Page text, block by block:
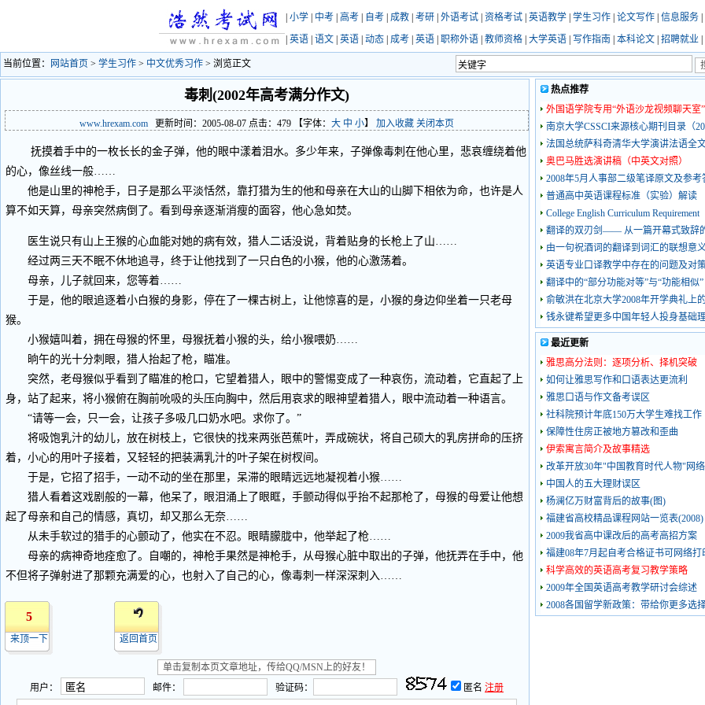
小学 中考 高考 自考 成教 考研 外语考试 资格考试 英语教学 学生习作 论文写作 信息服务
英语 语文 英语 动态 成考 英语 职称外语 教师资格 大学英语 写作指南 本科论文 招聘就业
当前位置： 网站首页 > 学生习作 > 中文优秀习作 > 浏览正文
毒刺(2002年高考满分作文)
www.hrexam.com 更新时间：2005-08-07 点击： 479 【字体： 大 中 小】 加入收藏 关闭本页
抚摸着手中的一枚长长的金子弹，他的眼中漾着泪水。多少年来，子弹像毒刺在他心里，悲哀缠绕着他
的心，像丝线一般……
他是山里的神枪手，日子是那么平淡恬然，靠打猎为生的他和母亲在大山的山脚下相依为命，也许是人
算不如天算，母亲突然病倒了。看到母亲逐渐消瘦的面容，他心急如焚。
医生说只有山上王猴的心血能对她的病有效，猎人二话没说，背着贴身的长枪上了山……
经过两三天不眠不休地追寻，终于让他找到了一只白色的小猴，他的心激荡着。
母亲，儿子就回来，您等着……
于是，他的眼追逐着小白猴的身影，停在了一棵古树上，让他惊喜的是，小猴的身边仰坐着一只老母
猴。
小猴嬉叫着，拥在母猴的怀里，母猴抚着小猴的头，给小猴喂奶……
晌午的光十分刺眼，猎人抬起了枪，瞄准。
突然，老母猴似乎看到了瞄准的枪口，它望着猎人，眼中的警惕变成了一种哀伤，流动着，它直起了上
身，站了起来，将小猴俯在胸前吮吸的头压向胸中，然后用哀求的眼神望着猎人，眼中流动着一种语言。
“请等一会，只一会，让孩子多吸几口奶水吧。求你了。”
将吸饱乳汁的幼儿，放在树枝上，它很快的找来两张芭蕉叶，弄成碗状，将自己硕大的乳房拼命的压挤
着，小心的用叶子接着，又轻轻的把装满乳汁的叶子架在树杈间。
于是，它招了招手，一动不动的坐在那里，呆滞的眼睛远远地凝视着小猴……
猎人看着这戏剧般的一幕，他呆了，眼泪涌上了眼眶，手颤动得似乎抬不起那枪了，母猴的母爱让他想
起了母亲和自己的情感，真切，却又那么无奈……
从未手软过的猎手的心颤动了，他实在不忍。眼睛朦胧中，他举起了枪……
母亲的病神奇地痊愈了。自嘲的，神枪手果然是神枪手，从母猴心脏中取出的子弹，他抚弄在手中，他
不但将子弹射进了那颗充满爱的心，也射入了自己的心，像毒刺一样深深刺入……
5
来顶一下 返回首页
用户： 邮件： 验证码： 匿名 注册
热点推荐
外国语学院专用“外语沙龙视频聊天室”
南京大学CSSCI来源核心期刊目录（
法国总统萨科奇清华大学演讲法语全
奥巴马胜选演讲稿（中英文对照）
2008年5月人事部二级笔译原文及参考
普通高中英语课程标准（实验）解读
College English Curriculum Requirement
翻译的双刃剑—— 从一篇开幕式致辞
由一句祝酒词的翻译到词汇的联想意
英语专业口译教学中存在的问题及对
翻译中的“部分功能对等”与“功能相似”
俞敏洪在北京大学2008年开学典礼上
钱永键希望更多中国年轻人投身基础
最近更新
雅思高分法则：逐项分析、择机突破
如何让雅思写作和口语表达更流利
雅思口语与作文备考误区
社科院预计年底150万大学生难找工作
保障性住房正被地方篡改和歪曲
伊索寓言简介及故事精选
改革开放30年"中国教育时代人物"网
中国人的五大理财误区
杨澜亿万财富背后的故事(图)
福建省高校精品课程网站一览表(2008)
2009我省高中课改后的高考高招方案
福建08年7月起自考合格证书可网络打
科学高效的英语高考复习教学策略
2009年全国英语高考教学研讨会综述
2008各国留学新政策：带给你更多选